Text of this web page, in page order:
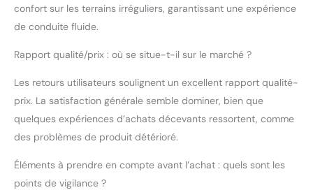
un VTT tout-suspendu
vitesses avec une
transparente, vous êtes
prêt pour toutes les
situations. Les freins
particulièrement
à disque, arrière : frein à
confort sur les terrains irréguliers, garantissant une expérience
de conduite fluide.
Rapport qualité/prix : où se situe-t-il sur le marché ?
Les retours utilisateurs soulignent un excellent rapport qualité-
prix. La satisfaction générale semble dominer, bien que
quelques expériences d’achats décevants ressortent, comme
des problèmes de produit détérioré.
Éléments à prendre en compte avant l’achat : quels sont les
points de vigilance ?